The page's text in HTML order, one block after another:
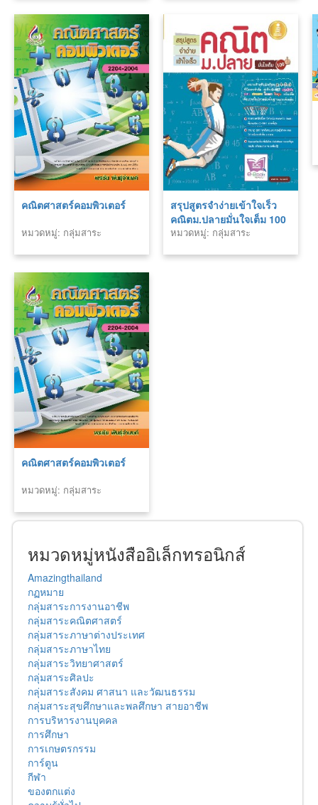
คณิตศาสตร์คอมพิวเตอร์
หมวดหมู่: กลุ่มสาระ
สรุปสูตรจำง่ายเข้าใจเร็ว
คณิตม.ปลายมั่นใจเต็ม 100
หมวดหมู่: กลุ่มสาระ
คณิตศาสตร์คอมพิวเตอร์
หมวดหมู่: กลุ่มสาระ
หมวดหมู่หนังสืออิเล็กทรอนิกส์
Amazingthailand
กฏหมาย
กลุ่มสาระการงานอาชีพ
กลุ่มสาระคณิตศาสตร์
กลุ่มสาระภาษาต่างประเทศ
กลุ่มสาระภาษาไทย
กลุ่มสาระวิทยาศาสตร์
กลุ่มสาระศิลปะ
กลุ่มสาระสังคม ศาสนา และวัฒนธรรม
กลุ่มสาระสุขศึกษาและพลศึกษา สายอาชีพ
การบริหารงานบุคคล
การศึกษา
การเกษตรกรรม
การ์ตูน
กีฬา
ของตกแต่ง